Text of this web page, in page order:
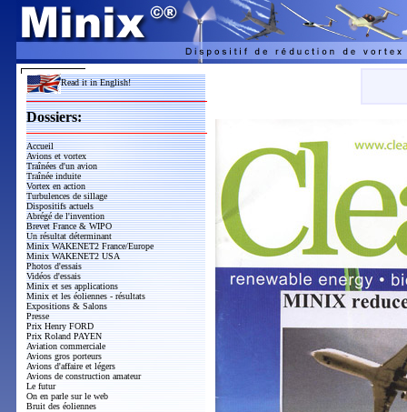
Read it in English!
Dossiers:
Accueil
Avions et vortex
Traînées d'un avion
Traînée induite
Vortex en action
Turbulences de sillage
Dispositifs actuels
Abrégé de l'invention
Brevet France & WIPO
Un résultat déterminant
Minix WAKENET2 France/Europe
Minix WAKENET2 USA
Photos d'essais
Vidéos d'essais
Minix et ses applications
Minix et les éoliennes - résultats
Expositions & Salons
Presse
Prix Henry FORD
Prix Roland PAYEN
Aviation commerciale
Avions gros porteurs
Avions d'affaire et légers
Avions de construction amateur
Le futur
On en parle sur le web
Bruit des éoliennes